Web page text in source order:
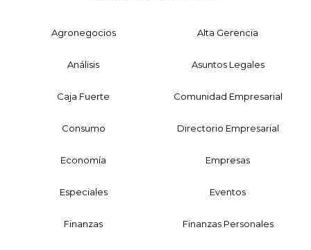
Agronegocios Alta Gerencia
Análisis Asuntos Legales
Caja Fuerte Comunidad Empresarial
Consumo Directorio Empresarial
Economía Empresas
Especiales Eventos
Finanzas Finanzas Personales